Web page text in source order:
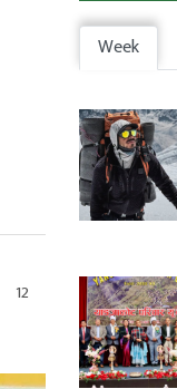
12
Week